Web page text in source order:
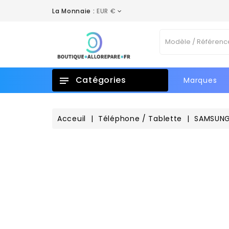
La Monnaie : EUR €
Catégories Marques
Acceuil Téléphone / Tablette SAMSUNG